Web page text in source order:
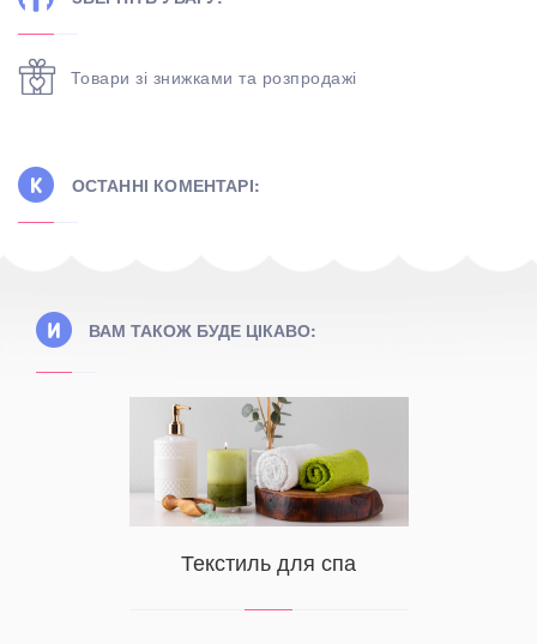
Товари зі знижками та розпродажі
ОСТАННІ КОМЕНТАРІ:
ВАМ ТАКОЖ БУДЕ ЦІКАВО:
Текстиль для спа